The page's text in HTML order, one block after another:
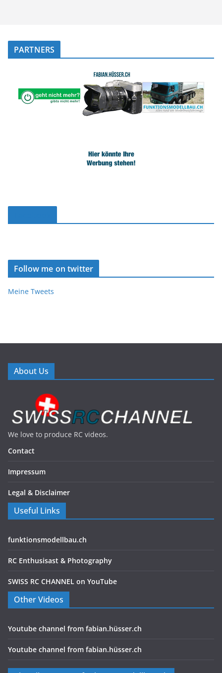
PARTNERS
Follow me on twitter
Meine Tweets
About Us
We love to produce RC videos.
Contact
Impressum
Legal & Disclaimer
Useful Links
funktionsmodellbau.ch
RC Enthusisast & Photography
SWISS RC CHANNEL on YouTube
Other Videos
Youtube channel from fabian.hüsser.ch
Youtube channel from fabian.hüsser.ch